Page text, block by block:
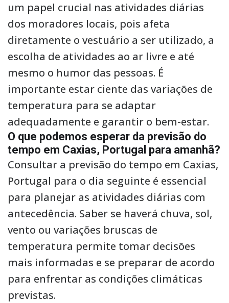
um papel crucial nas atividades diárias
dos moradores locais, pois afeta
diretamente o vestuário a ser utilizado, a
escolha de atividades ao ar livre e até
mesmo o humor das pessoas. É
importante estar ciente das variações de
temperatura para se adaptar
adequadamente e garantir o bem-estar.
O que podemos esperar da previsão do
tempo em Caxias, Portugal para amanhã?
Consultar a previsão do tempo em Caxias,
Portugal para o dia seguinte é essencial
para planejar as atividades diárias com
antecedência. Saber se haverá chuva, sol,
vento ou variações bruscas de
temperatura permite tomar decisões
mais informadas e se preparar de acordo
para enfrentar as condições climáticas
previstas.